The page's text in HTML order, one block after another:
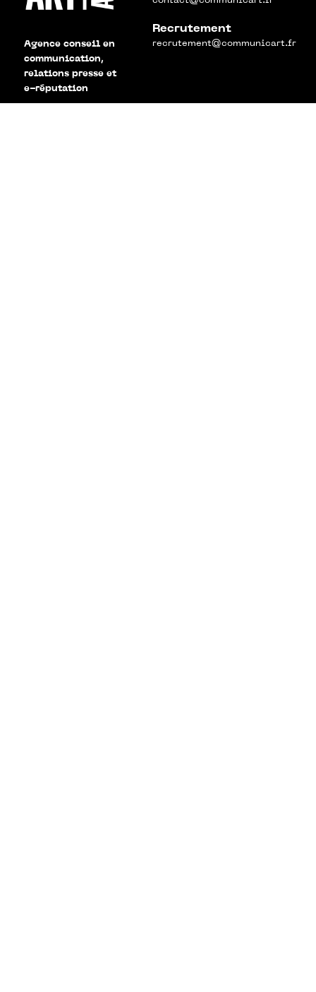
Agence conseil en
communication,
relations presse et
e-réputation
Recrutement
recrutement@communicart.fr